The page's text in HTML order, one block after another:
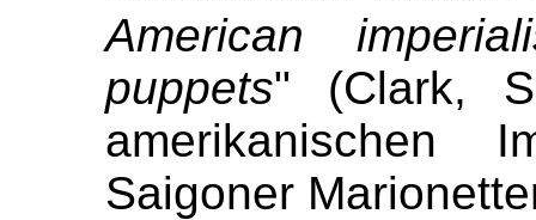
American
puppets" (Clark,
amerikanischen
Saigoner